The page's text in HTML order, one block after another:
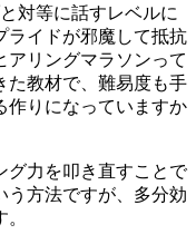
対等に話すレベルに
ライドが邪魔して抵抗
アリングマラソンって
た教材で、難易度も手
作りになっていますか
グ力を叩き直すことで
う方法ですが、多分効